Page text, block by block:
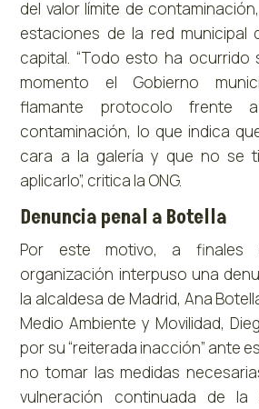
del valor límite de
estaciones de la red municipal
capital. “Todo esto ha ocurrido
momento el Gobierno
flamante protocolo frente
contaminación, lo que indica
cara a la galería y que no se
aplicarlo”, critica la ONG.
Denuncia penal a Botella
Por este motivo, a finales
organización interpuso una
la alcaldesa de Madrid, Ana
Medio Ambiente y Movilidad,
por su “reiterada inacción” ante
no tomar las medidas
vulneración continuada de la